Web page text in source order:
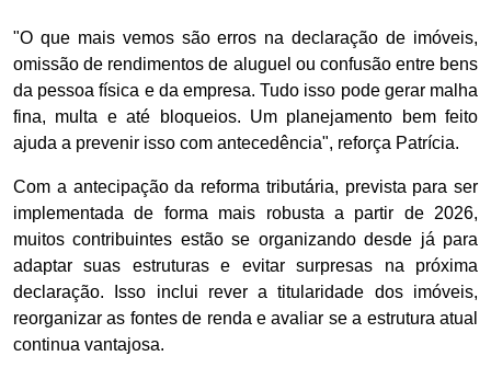
"O que mais vemos são erros na declaração de imóveis,
omissão de rendimentos de aluguel ou confusão entre bens
da pessoa física e da empresa. Tudo isso pode gerar malha
fina, multa e até bloqueios. Um planejamento bem feito
ajuda a prevenir isso com antecedência", reforça Patrícia.
Com a antecipação da reforma tributária, prevista para ser
implementada de forma mais robusta a partir de 2026,
muitos contribuintes estão se organizando desde já para
adaptar suas estruturas e evitar surpresas na próxima
declaração. Isso inclui rever a titularidade dos imóveis,
reorganizar as fontes de renda e avaliar se a estrutura atual
continua vantajosa.